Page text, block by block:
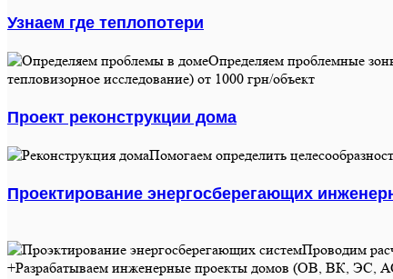
Узнаем где теплопотери
Определяем проблемные
тепловизорное исследование) от 1000 грн/объект
Проект реконструкции дома
Помогаем определить
Проектирование энергосберегающих
Проводим
+Разрабатываем инженерные проекты домов (ОВ, ВК, ЭС,